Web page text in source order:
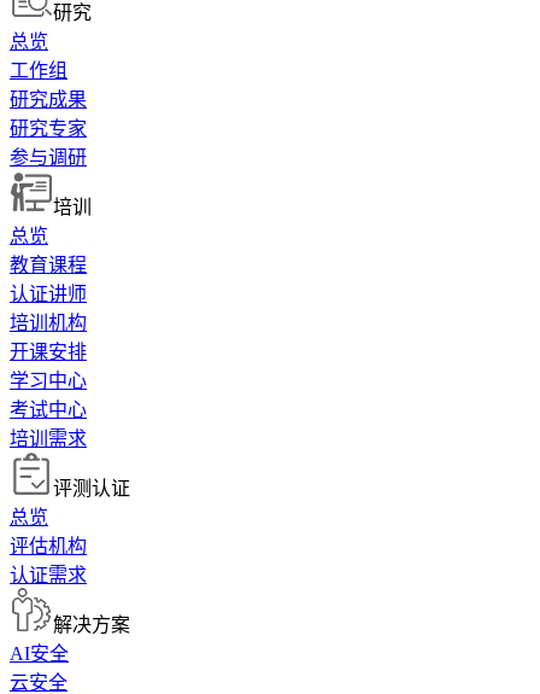
研究
总览
工作组
研究成果
研究专家
参与调研
培训
总览
教育课程
认证讲师
培训机构
开课安排
学习中心
考试中心
培训需求
评测认证
总览
评估机构
认证需求
解决方案
AI安全
云安全